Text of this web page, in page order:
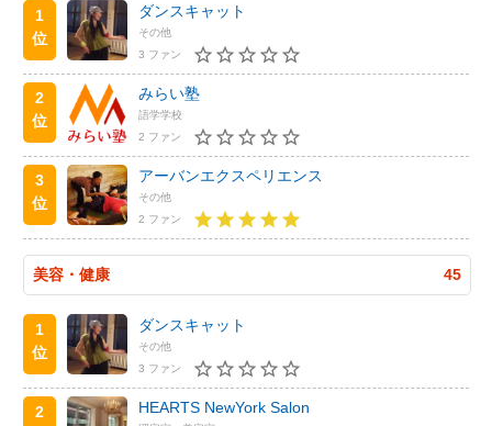
1
位
ダンスキャット
その他
3 ファン
2
位
みらい塾
語学学校
2 ファン
3
位
アーバンエクスペリエンス
その他
2 ファン
美容・健康 45
1
位
ダンスキャット
その他
3 ファン
2
HEARTS NewYork Salon